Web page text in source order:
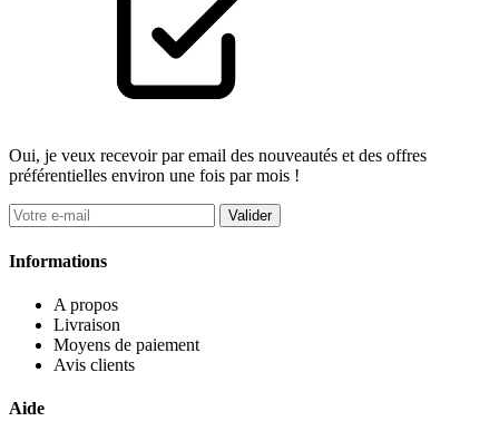
Oui, je veux recevoir par email des nouveautés et des offres
préférentielles environ une fois par mois !
Valider
Informations
A propos
Livraison
Moyens de paiement
Avis clients
Aide